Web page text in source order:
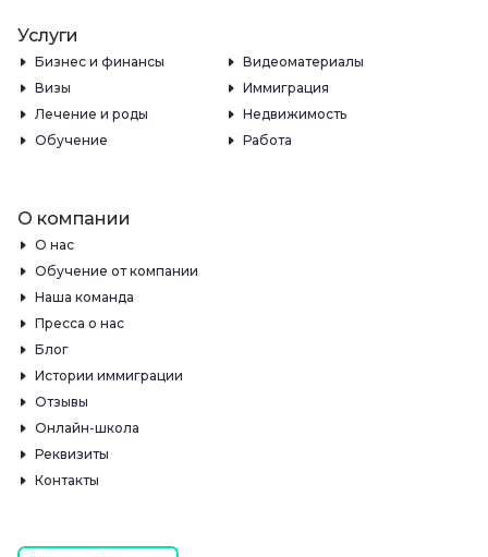
Услуги
Бизнес и финансы
Видеоматериалы
Визы
Иммиграция
Лечение и роды
Недвижимость
Обучение
Работа
О компании
О нас
Обучение от компании
Наша команда
Пресса о нас
Блог
Истории иммиграции
Отзывы
Онлайн-школа
Реквизиты
Контакты